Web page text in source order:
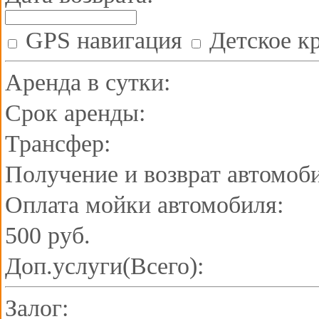
GPS навигация
Детское
Аренда в сутки:
Срок аренды:
Трансфер:
Получение и возврат
Оплата мойки автомобиля:
500 руб.
Доп.услуги(Всего):
Залог: